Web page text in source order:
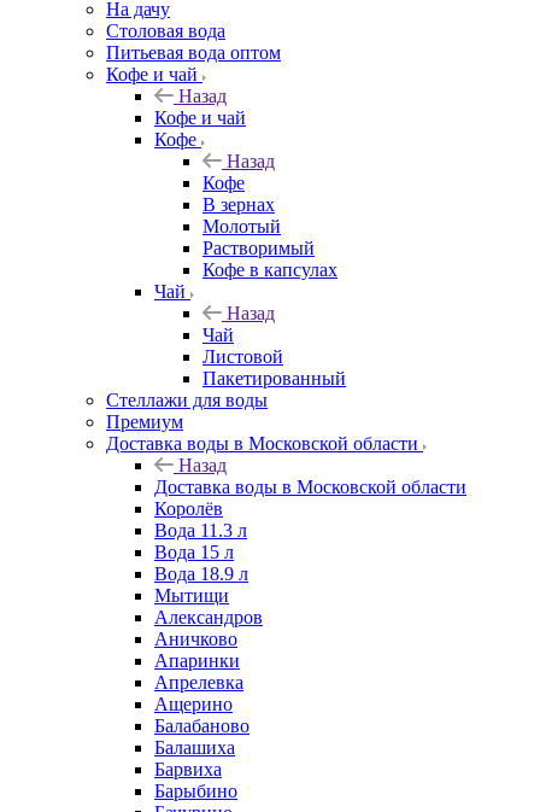
На дачу
Столовая вода
Питьевая вода оптом
Кофе и чай
Назад
Кофе и чай
Кофе
Назад
Кофе
В зернах
Молотый
Растворимый
Кофе в капсулах
Чай
Назад
Чай
Листовой
Пакетированный
Стеллажи для воды
Премиум
Доставка воды в Московской области
Назад
Доставка воды в Московской области
Королёв
Вода 11.3 л
Вода 15 л
Вода 18.9 л
Мытищи
Александров
Аничково
Апаринки
Апрелевка
Ащерино
Балабаново
Балашиха
Барвиха
Барыбино